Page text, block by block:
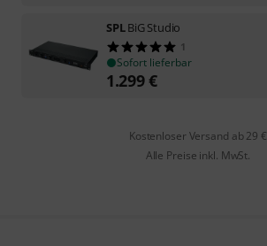
SPLBiG Studio
1
Sofort lieferbar
1.299€
Kostenloser Versand ab 29 €
Alle Preise inkl. MwSt.